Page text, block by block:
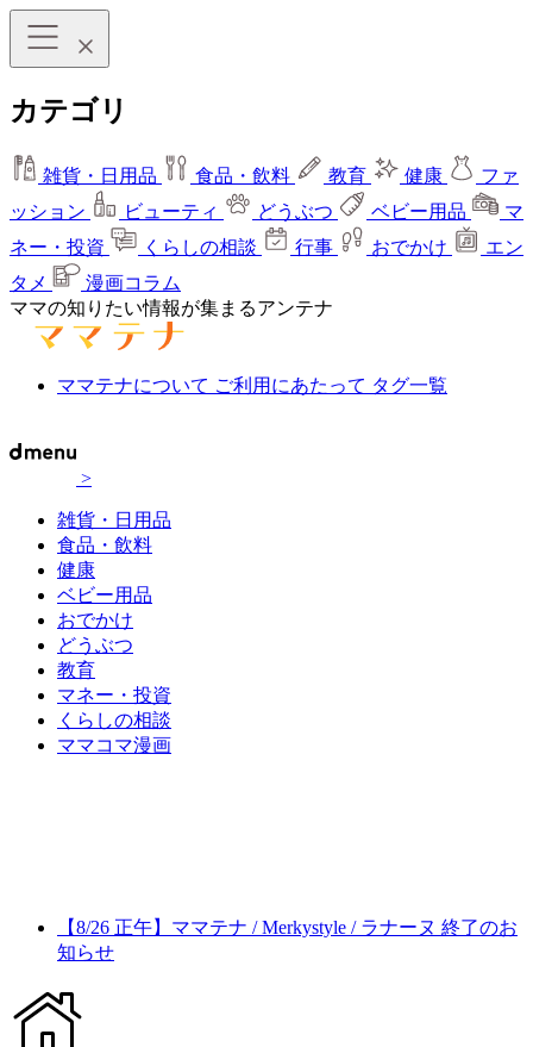
カテゴリ
雑貨・日用品 食品・飲料 教育 健康
ファ
ッション
ビューティ どうぶつ ベビー用品
マ
ネー・投資
くらしの相談 行事 おでかけ
エン
タメ
漫画コラム
ママの知りたい情報が集まるアンテナ
ママテナについて ご利用にあたって タグ一覧
>
雑貨・日用品
食品・飲料
健康
ベビー用品
おでかけ
どうぶつ
教育
マネー・投資
くらしの相談
ママコマ漫画
【8/26 正午】ママテナ / Merkystyle / ラナーヌ 終了のお
知らせ